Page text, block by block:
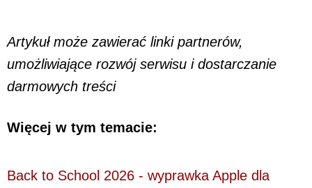
Artykuł może zawierać linki partnerów,
umożliwiające rozwój serwisu i dostarczanie
darmowych treści
Więcej w tym temacie:
Back to School 2026 - wyprawka Apple dla